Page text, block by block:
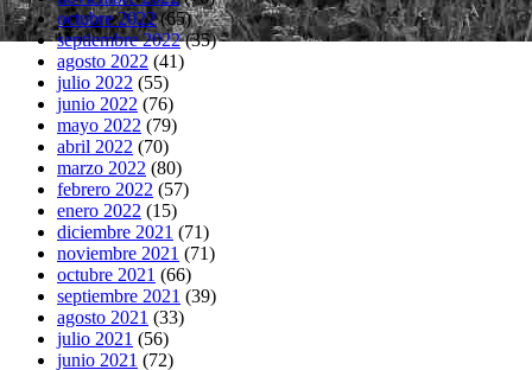
octubre 2022(65)
septiembre 2022(35)
agosto 2022 (41)
julio 2022 (55)
junio 2022 (76)
mayo 2022 (79)
abril 2022 (70)
marzo 2022 (80)
febrero 2022 (57)
enero 2022 (15)
diciembre 2021 (71)
noviembre 2021 (71)
octubre 2021 (66)
septiembre 2021 (39)
agosto 2021 (33)
julio 2021 (56)
junio 2021 (72)